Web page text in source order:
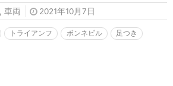
,車両 2021年10月7日
トライアンフ ボンネビル 足つき